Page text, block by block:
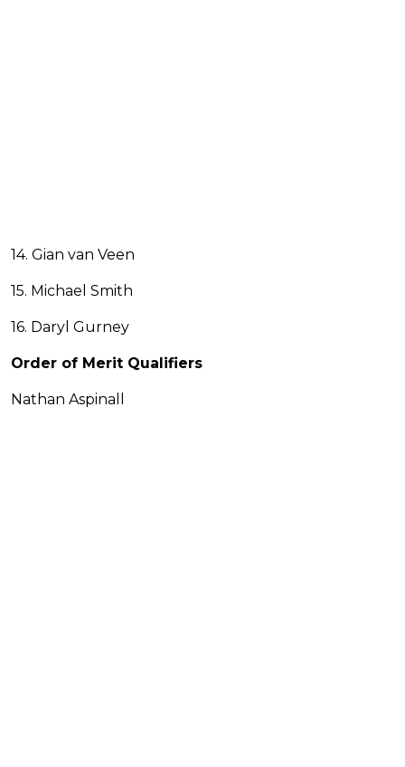
14. Gian van Veen
15. Michael Smith
16. Daryl Gurney
Order of Merit Qualifiers
Nathan Aspinall